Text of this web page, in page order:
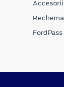
Accesorii